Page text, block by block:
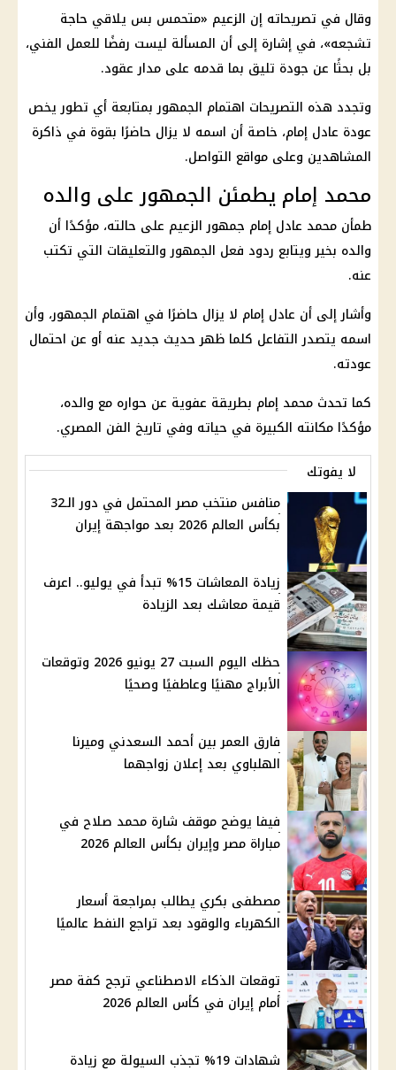
وقال في تصريحاته إن الزعيم «متحمس بس يلاقي حاجة
تشجعه»، في إشارة إلى أن المسألة ليست رفضًا للعمل الفني،
بل بحثًا عن جودة تليق بما قدمه على مدار عقود.
وتجدد هذه التصريحات اهتمام الجمهور بمتابعة أي تطور يخص
عودة عادل إمام، خاصة أن اسمه لا يزال حاضرًا بقوة في ذاكرة
المشاهدين وعلى مواقع التواصل.
محمد إمام يطمئن الجمهور على والده
طمأن محمد عادل إمام جمهور الزعيم على حالته، مؤكدًا أن
والده بخير ويتابع ردود فعل الجمهور والتعليقات التي تكتب
عنه.
وأشار إلى أن عادل إمام لا يزال حاضرًا في اهتمام الجمهور، وأن
اسمه يتصدر التفاعل كلما ظهر حديث جديد عنه أو عن احتمال
عودته.
كما تحدث محمد إمام بطريقة عفوية عن حواره مع والده،
مؤكدًا مكانته الكبيرة في حياته وفي تاريخ الفن المصري.
لا يفوتك
منافس منتخب مصر المحتمل في دور الـ32
بكأس العالم 2026 بعد مواجهة إيران
زيادة المعاشات 15% تبدأ في يوليو.. اعرف
قيمة معاشك بعد الزيادة
حظك اليوم السبت 27 يونيو 2026 وتوقعات
الأبراج مهنيًا وعاطفيًا وصحيًا
فارق العمر بين أحمد السعدني وميرنا
الهلباوي بعد إعلان زواجهما
فيفا يوضح موقف شارة محمد صلاح في
مباراة مصر وإيران بكأس العالم 2026
مصطفى بكري يطالب بمراجعة أسعار
الكهرباء والوقود بعد تراجع النفط عالميًا
توقعات الذكاء الاصطناعي ترجح كفة مصر
أمام إيران في كأس العالم 2026
شهادات 19% تجذب السيولة مع زيادة